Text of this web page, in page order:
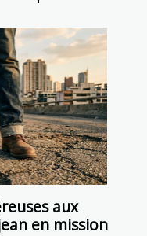
aux
en mission